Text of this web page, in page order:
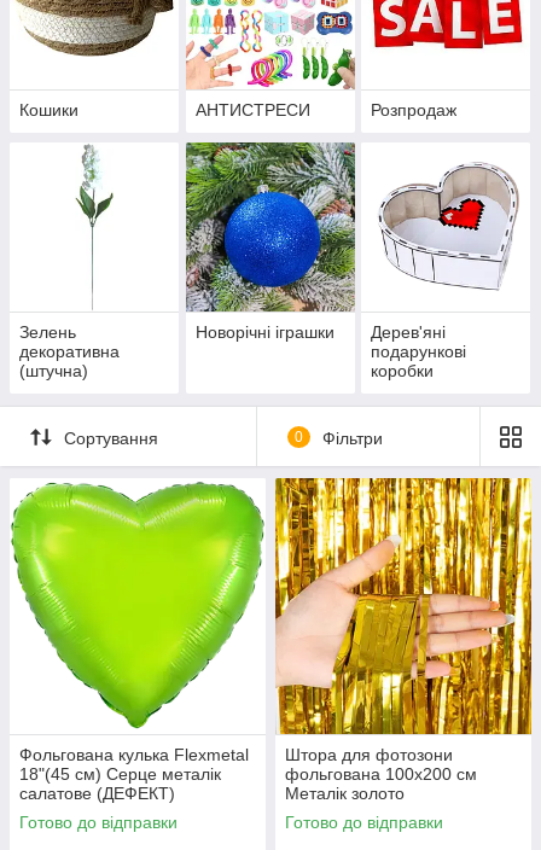
Кошики АНТИСТРЕСИ Розпродаж
Зелень
декоративна
(штучна)
Новорічні іграшки
Дерев'яні
подарункові
коробки
Сортування 0 Фільтри
Фольгована кулька Flexmetal
18"(45 см) Серце металік
салатове (ДЕФЕКТ)
Готово до відправки
Штора для фотозони
фольгована 100х200 см
Металік золото
Готово до відправки